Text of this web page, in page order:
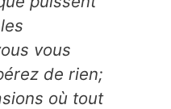
vous
de rien;
où tout